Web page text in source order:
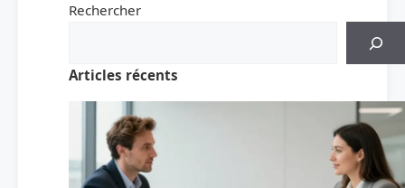
Rechercher
Articles récents